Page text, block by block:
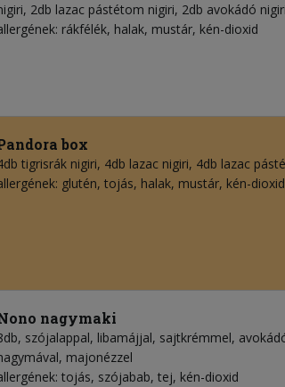
2db lazac pástétom nigiri, 2db avokádó nigiri
rákfélék, halak, mustár, kén-dioxid
box
tigrisrák nigiri, 4db lazac nigiri, 4db lazac
glutén, tojás, halak, mustár, kén-dioxid
nagymaki
szójalappal, libamájjal, sajtkrémmel,
majonézzel
tojás, szójabab, tej, kén-dioxid